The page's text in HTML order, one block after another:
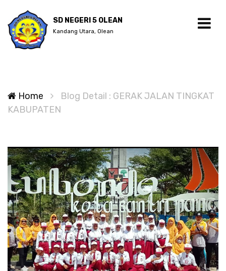
SD NEGERI 5 OLEAN
Kandang Utara, Olean
Home
Blog Detail : GERAK JALAN TINGKAT
KABUPATEN